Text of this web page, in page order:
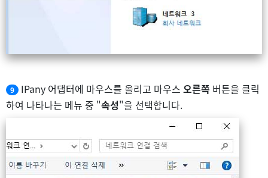
9 IPany 어댑터에 마우스를 올리고 마우스오른쪽 버튼을 클릭
하여 나타나는 메뉴 중 "속성"을 선택합니다.